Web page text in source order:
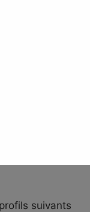
suivants